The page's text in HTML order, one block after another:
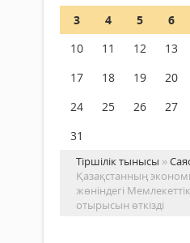
3
4 5 6
10
11 12 13
17
18 19 20
24
25 26 27
31
Тіршілік тынысы »
Қазақстанның
жөніндегі
отырысын өткізді